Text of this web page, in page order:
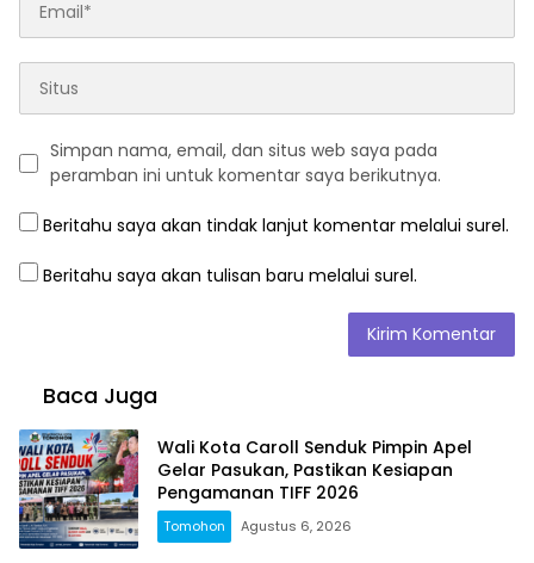
Simpan nama, email, dan situs web saya pada
peramban ini untuk komentar saya berikutnya.
Beritahu saya akan tindak lanjut komentar melalui surel.
Beritahu saya akan tulisan baru melalui surel.
Baca Juga
Wali Kota Caroll Senduk Pimpin Apel
Gelar Pasukan, Pastikan Kesiapan
Pengamanan TIFF 2026
Tomohon Agustus 6, 2026